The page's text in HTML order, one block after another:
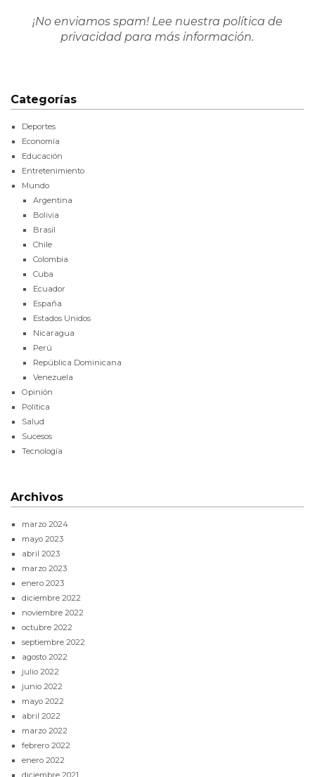
¡No enviamos spam! Lee nuestra política de
privacidad para más información.
Categorías
Deportes
Economía
Educación
Entretenimiento
Mundo
Argentina
Bolivia
Brasil
Chile
Colombia
Cuba
Ecuador
España
Estados Unidos
Nicaragua
Perú
República Dominicana
Venezuela
Opinión
Política
Salud
Sucesos
Tecnología
Archivos
marzo 2024
mayo 2023
abril 2023
marzo 2023
enero 2023
diciembre 2022
noviembre 2022
octubre 2022
septiembre 2022
agosto 2022
julio 2022
junio 2022
mayo 2022
abril 2022
marzo 2022
febrero 2022
enero 2022